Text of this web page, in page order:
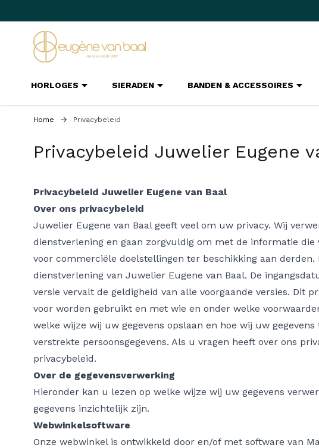
HORLOGES SIERADEN BANDEN & ACCESSOIRES
Home Privacybeleid
Privacybeleid Juwelier Eugene
Privacybeleid Juwelier Eugene van Baal
Over ons privacybeleid
Juwelier Eugene van Baal geeft veel om uw privacy. Wij
dienstverlening en gaan zorgvuldig om met de informatie
voor commerciële doelstellingen ter beschikking aan
dienstverlening van Juwelier Eugene van Baal. De
versie vervalt de geldigheid van alle voorgaande versies. Dit
voor worden gebruikt en met wie en onder welke
welke wijze wij uw gegevens opslaan en hoe wij uw
verstrekte persoonsgegevens. Als u vragen heeft over ons
privacybeleid.
Over de gegevensverwerking
Hieronder kan u lezen op welke wijze wij uw gegevens
gegevens inzichtelijk zijn.
Webwinkelsoftware
Onze webwinkel is ontwikkeld door en/of met software van